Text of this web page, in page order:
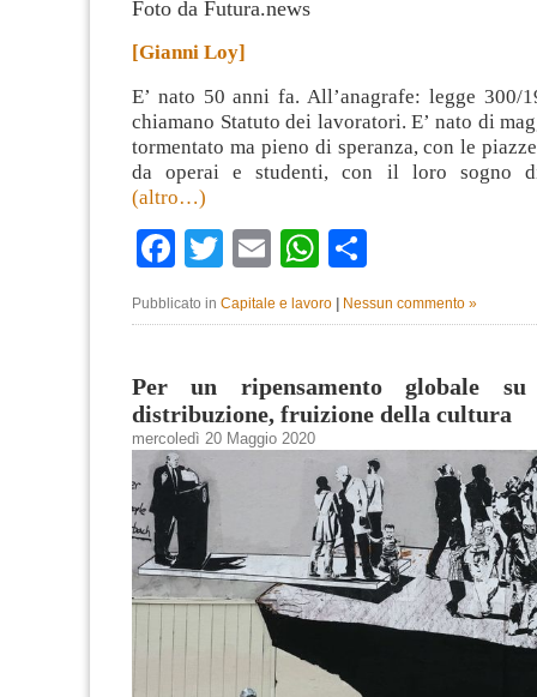
Foto da Futura.news
[Gianni Loy]
E’ nato 50 anni fa. All’anagrafe: legge 300/
chiamano Statuto dei lavoratori. E’ nato di
tormentato ma pieno di speranza, con le
da operai e studenti, con il loro sogno
(altro…)
Facebook
TwitterEmailWhatsApp
Pubblicato in Capitale e lavoro | Nessun commento »
Per un ripensamento globale su
distribuzione, fruizione della cultura
mercoledì 20 Maggio 2020